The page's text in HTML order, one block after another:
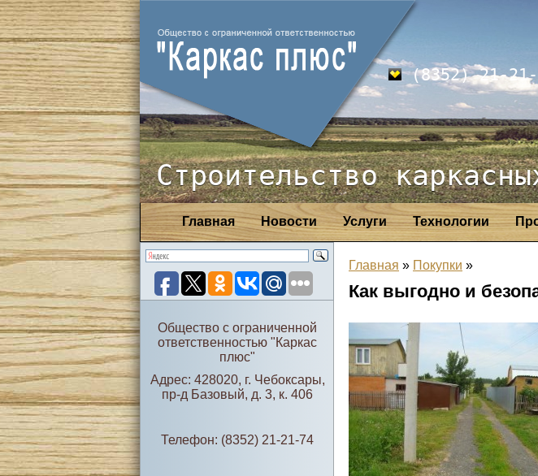
(8352) 21-21-
Строительство
Технологии
Услуги
Новости
Главная
Общество с ограниченной
ответственностью "Каркас
плюс"
Адрес: 428020, г. Чебоксары,
пр-д Базовый, д. 3, к. 406
Телефон: (8352) 21-21-74
Главная » Покупки »
Как выгодно и